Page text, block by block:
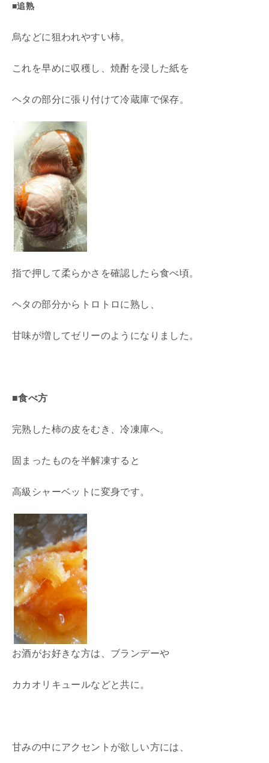
■追熟
烏などに狙われやすい柿。
これを早めに収穫し、焼酎を浸した紙を
ヘタの部分に張り付けて冷蔵庫で保存。
指で押して柔らかさを確認したら食べ頃。
ヘタの部分からトロトロに熟し、
甘味が増してゼリーのようになりました。
■食べ方
完熟した柿の皮をむき、冷凍庫へ。
固まったものを半解凍すると
高級シャーベットに変身です。
お酒がお好きな方は、ブランデーや
カカオリキュールなどと共に。
甘みの中にアクセントが欲しい方には、